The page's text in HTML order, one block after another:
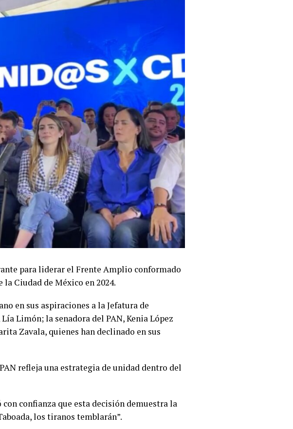
para liderar el Frente Amplio conformado
la Ciudad de México en 2024.
en sus aspiraciones a la Jefatura de
Limón; la senadora del PAN, Kenia López
Zavala, quienes han declinado en sus
refleja una estrategia de unidad dentro del
confianza que esta decisión demuestra la
los tiranos temblarán”.